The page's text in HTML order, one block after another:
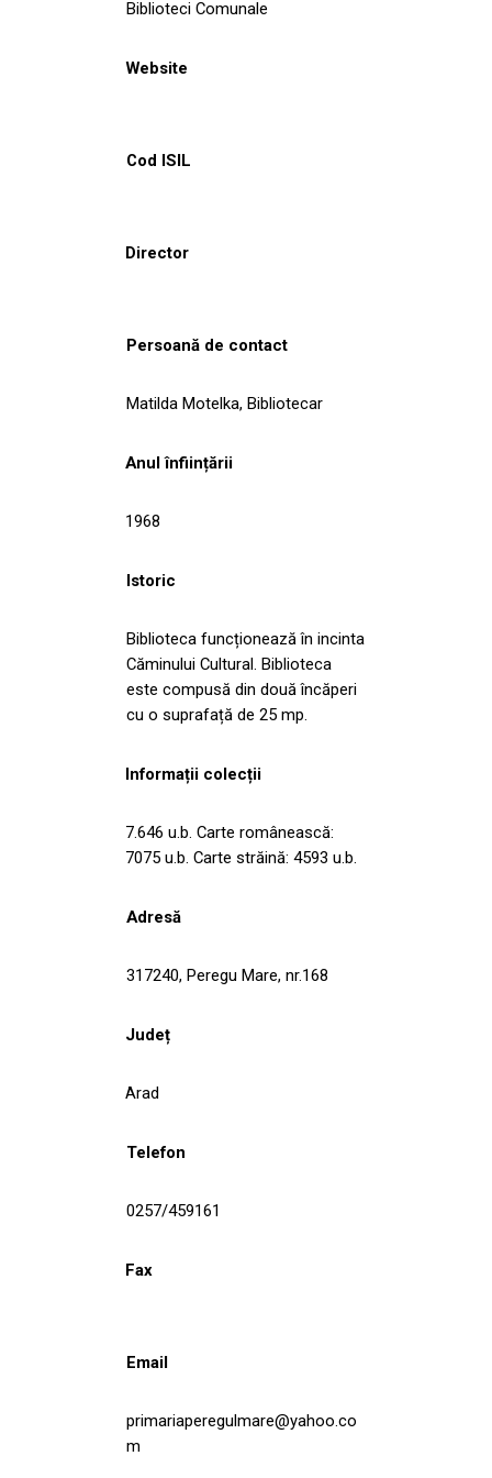
Biblioteci Comunale
Website
Cod ISIL
Director
Persoană de contact
Matilda Motelka, Bibliotecar
Anul înființării
1968
Istoric
Biblioteca funcționează în incinta
Căminului Cultural. Biblioteca
este compusă din două încăperi
cu o suprafață de 25 mp.
Informații colecții
7.646 u.b. Carte românească:
7075 u.b. Carte străină: 4593 u.b.
Adresă
317240, Peregu Mare, nr.168
Județ
Arad
Telefon
0257/459161
Fax
Email
primariaperegulmare@yahoo.co
m